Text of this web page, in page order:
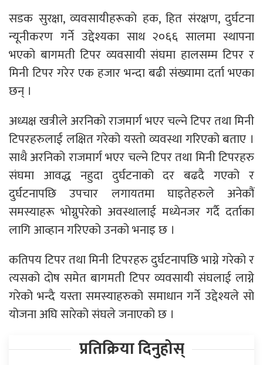
सडक सुरक्षा, व्यवसायीहरूकाे हक, हित संरक्षण, दुर्घटना
न्यूनीकरण गर्ने उद्देश्यका साथ २०६६ सालमा स्थापना
भएको बागमती टिपर व्यवसायी संघमा हालसम्म टिपर र
मिनी टिपर गरेर एक हजार भन्दा बढी संख्यामा दर्ता भएका
छन् ।
अध्यक्ष खत्रीले अरनिको राजमार्ग भएर चल्ने टिपर तथा मिनी
टिपरहरुलाई लक्षित गरेको यस्तो व्यवस्था गरिएको बताए ।
साथै अरनिको राजमार्ग भएर चल्ने टिपर तथा मिनी टिपरहरु
संघमा आवद्ध नहुदा दुर्घटनाको दर बढदै गएको र
दुर्घटनापछि उपचार लगायतमा घाइतेहरुले अनेकौं
समस्याहरू भोग्नुपरेको अवस्थालाई मध्येनजर गर्दै दर्ताका
लागि आव्हान गरिएको उनको भनाइ छ ।
कतिपय टिपर तथा मिनी टिपरहरु दुर्घटनापछि भाग्ने गरेको र
त्यसको दोष समेत बागमती टिपर व्यवसायी संघलाई लाग्ने
गरेको भन्दै यस्ता समस्याहरुको समाधान गर्ने उद्देश्यले सो
योजना अघि सारेको संघले जनाएको छ ।
प्रतिक्रिया दिनुहोस्